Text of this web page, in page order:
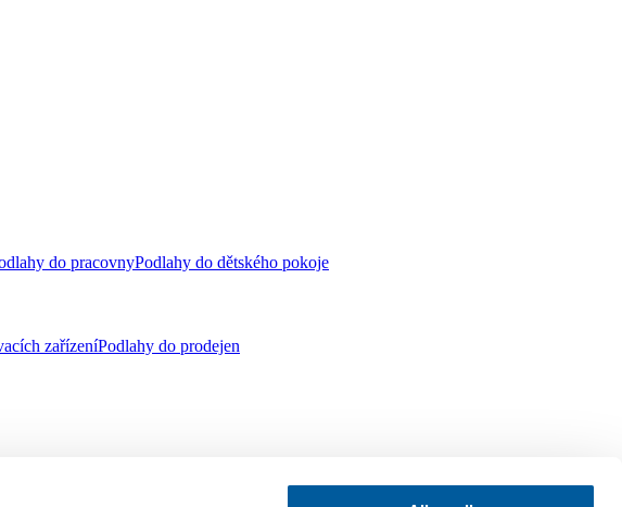
do pracovnyPodlahy do dětského pokoje
zařízeníPodlahy do prodejen